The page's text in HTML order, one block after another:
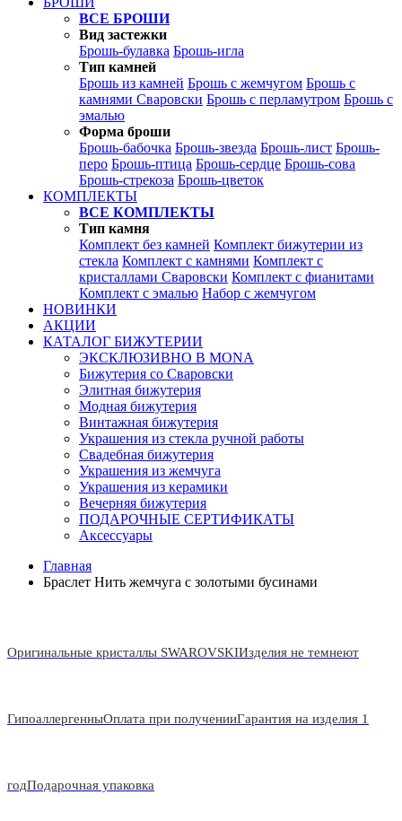
ВСЕ БРОШИ
Вид застежки
Брошь-булавка Брошь-игла
Тип камней
Брошь из камней Брошь с жемчугом Брошь с
камнями Сваровски Брошь с перламутром Брошь с
эмалью
Форма броши
Брошь-бабочка Брошь-звезда Брошь-лист Брошь-
перо Брошь-птица Брошь-сердце Брошь-сова
Брошь-стрекоза Брошь-цветок
КОМПЛЕКТЫ
ВСЕ КОМПЛЕКТЫ
Тип камня
Комплект без камней Комплект бижутерии из
стекла Комплект с камнями Комплект с
кристаллами Сваровски Комплект с фианитами
Комплект с эмалью Набор с жемчугом
НОВИНКИ
АКЦИИ
КАТАЛОГ БИЖУТЕРИИ
ЭКСКЛЮЗИВНО В MONA
Бижутерия со Сваровски
Элитная бижутерия
Модная бижутерия
Винтажная бижутерия
Украшения из стекла ручной работы
Свадебная бижутерия
Украшения из жемчуга
Украшения из керамики
Вечерняя бижутерия
ПОДАРОЧНЫЕ СЕРТИФИКАТЫ
Аксессуары
Главная
Браслет Нить жемчуга с золотыми бусинами
Оригинальные кристаллы SWAROVSKIИзделия не темнеют
ГипоаллергенныОплата при полученииГарантия на изделия 1
годПодарочная упаковка